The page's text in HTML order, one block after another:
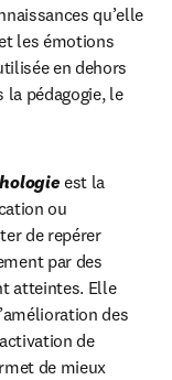
qu’elle
les émotions
en dehors
la pédagogie, le
est la
ou
de repérer
par des
atteintes. Elle
des
de
de mieux